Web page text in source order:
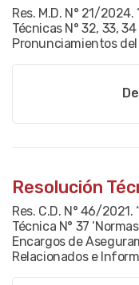
Res. M.D. N° 21/
Técnicas N° 32, 33,
Pronunciamientos del
Resolución
Res. C.D. N° 46/
Técnica N° 37
Encargos de
Relacionados e